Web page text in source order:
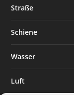
Straße
Schiene
Wasser
Luft